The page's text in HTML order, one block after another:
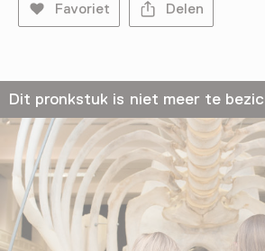
Favoriet Delen
Dit pronkstuk is niet meer te